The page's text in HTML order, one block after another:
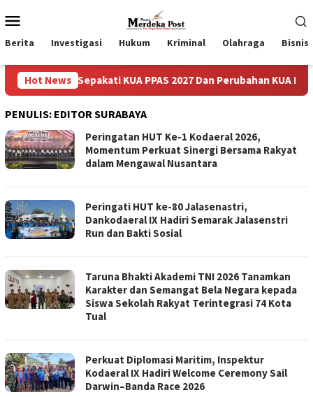
ke
kontenMobile
Berita Investigasi Hukum Kriminal Olahraga Bisnis
Hot News
Sepakati KUA PPAS 2027 Dan Perubahan KUA PPAS 2026
PENULIS: EDITOR SURABAYA
Peringatan HUT Ke-1 Kodaeral 2026,
Momentum Perkuat Sinergi Bersama Rakyat
dalam Mengawal Nusantara
Peringati HUT ke-80 Jalasenastri,
Dankodaeral IX Hadiri Semarak Jalasenstri
Run dan Bakti Sosial
Taruna Bhakti Akademi TNI 2026 Tanamkan
Karakter dan Semangat Bela Negara kepada
Siswa Sekolah Rakyat Terintegrasi 74 Kota
Tual
Perkuat Diplomasi Maritim, Inspektur
Kodaeral IX Hadiri Welcome Ceremony Sail
Darwin–Banda Race 2026